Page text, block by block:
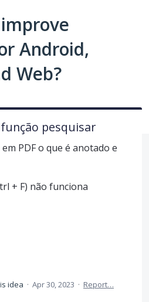
Android,
Web?
pesquisar
PDF o que é anotado e
+ F) não funciona
idea · Apr 30, 2023 · Report…